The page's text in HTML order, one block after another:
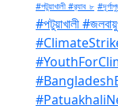
#পটুয়াখালী #র‍্যাব_৮
#পটুয়াখালী